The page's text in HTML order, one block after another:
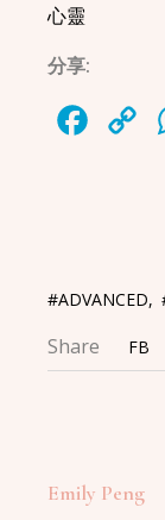
心靈
分享:
#ADVANCED,
Share FB
Emily Peng